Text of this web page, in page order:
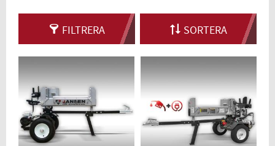
FILTRERA SORTERA